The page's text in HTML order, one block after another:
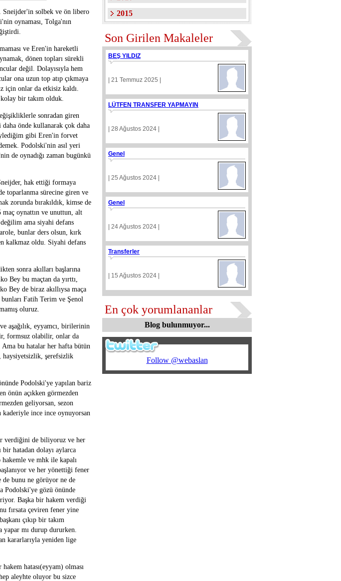
Sneijder'in solbek ve ön libero
oynaması, Tolga'nın
ve Eren'in hareketli
dönen topları sürekli
değil. Dolayısıyla hem
ona uzun top atıp çıkmaya
için onlar da etkisiz kaldı.
bir takım olduk.
sonradan giren
önde kullanarak çok daha
gibi Eren'in forvet
Podolski'nin asıl yeri
de oynadığı zaman bugünkü
hak ettiği formaya
toparlanma sürecine giren ve
zorunda bırakıldık, kimse de
maç oynattın ve unuttun, alt
ama siyahi defans
bunlar ders olsun, kırk
kalkmaz oldu. Siyahi defans
sonra akılları başlarına
Bey bu maçtan da yırttı,
Bey de biraz akıllıysa maça
bunları Fatih Terim ve Şenol
oluruz.
aşağılık, eyyamcı, birilerinin
formsuz olabilir, onlar da
bu hatalar her hafta bütün
haysiyetsizlik, şerefsizlik
Podolski'ye yapılan bariz
önün açıkken görmezden
geliyorsan, sezon
ince ince oynuyorsan
verdiğini de biliyoruz ve her
hatadan dolayı aylarca
ve mhk ile kapalı
ve her yönettiği fener
de bunu ne görüyor ne de
Podolski'ye gözü önünde
Başka bir hakem verdiği
fırsata çeviren fener yine
çıkıp bir takım
yapar mı durup dururken.
kararlarıyla yeniden lige
hatası(eyyam) olması
aleyhte oluyor bu sizce
2015
Son Girilen Makaleler
BEŞ YILDIZ
| 21 Temmuz 2025 |
LÜTFEN TRANSFER YAPMAYIN
| 28 Ağustos 2024 |
Genel
| 25 Ağustos 2024 |
Genel
| 24 Ağustos 2024 |
Transferler
| 15 Ağustos 2024 |
En çok yorumlananlar
Blog bulunmuyor...
Follow @webaslan